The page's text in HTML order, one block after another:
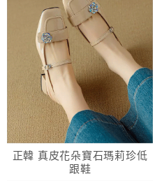
正韓 真皮花朵寶石瑪莉珍低
跟鞋